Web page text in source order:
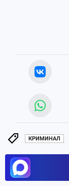
КРИМИНАЛ